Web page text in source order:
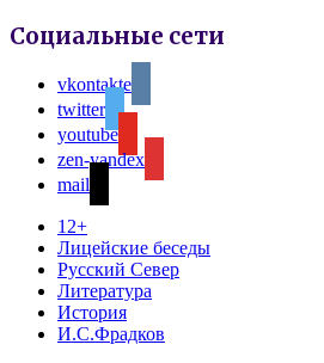
Социальные сети
vkontakte
twitter
youtube
zen-yandex
mail
12+
Лицейские беседы
Русский Север
Литература
История
И.С.Фрадков